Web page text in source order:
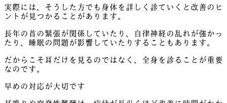
実際には、そうした方でも身体を詳しく診ていくと改善のヒ
ントが見つかることがあります。
長年の首の緊張が関係していたり、自律神経の乱れが強かっ
たり、睡眠の問題が影響していたりすることもあります。
だからこそ耳だけを見るのではなく、全身を診ることが重要
なのです。
早めの対応が大切です